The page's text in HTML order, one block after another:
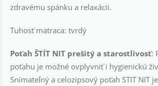
zdravému spánku a relaxácii.
Tuhosť matraca: tvrdý
Poťah ŠTÍT NIT prešitý a starostlivosť:
poťahu je možné ovplyvniť i hygienickú
Snímateľný a celozipsový poťah STIT NIT